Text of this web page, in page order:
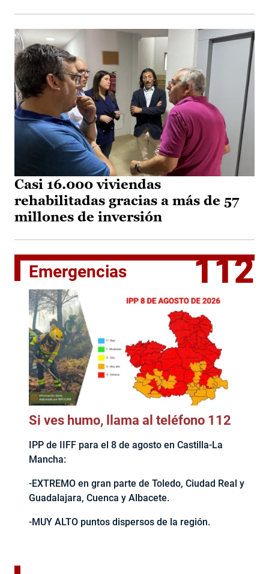
Casi 16.000 viviendas
rehabilitadas gracias a más de 57
millones de inversión
Emergencias 112
Si ves humo, llama al teléfono 112
IPP de IIFF para el 8 de agosto en Castilla-La
Mancha:
-EXTREMO en gran parte de Toledo, Ciudad Real y
Guadalajara, Cuenca y Albacete.
-MUY ALTO puntos dispersos de la región.